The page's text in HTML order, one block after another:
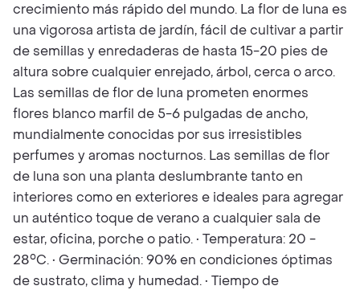
crecimiento más rápido del mundo. La flor de luna es
una vigorosa artista de jardín, fácil de cultivar a partir
de semillas y enredaderas de hasta 15-20 pies de
altura sobre cualquier enrejado, árbol, cerca o arco.
Las semillas de flor de luna prometen enormes
flores blanco marfil de 5-6 pulgadas de ancho,
mundialmente conocidas por sus irresistibles
perfumes y aromas nocturnos. Las semillas de flor
de luna son una planta deslumbrante tanto en
interiores como en exteriores e ideales para agregar
un auténtico toque de verano a cualquier sala de
estar, oficina, porche o patio. • Temperatura: 20 -
28°C. • Germinación: 90% en condiciones óptimas
de sustrato, clima y humedad. • Tiempo de